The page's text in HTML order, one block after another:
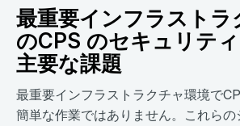
最重要インフラストラ
のCPS のセキュリテ
主要な課題
最重要インフラストラクチャ環境で
簡単な作業ではありません。これら